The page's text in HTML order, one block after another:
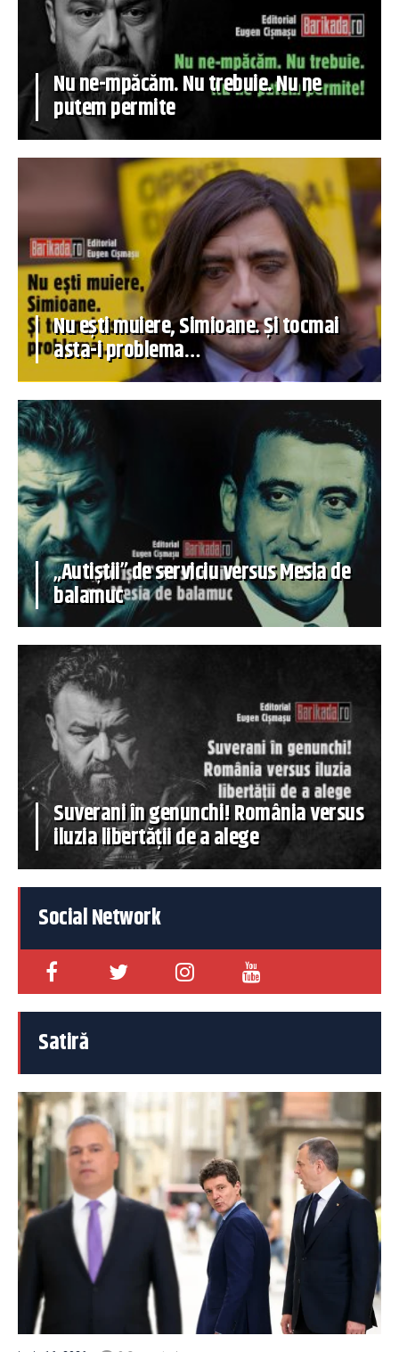
Nu ne-mpăcăm. Nu trebuie. Nu ne
putem permite
Nu ești muiere, Simioane. Și tocmai
asta-i problema…
„Autiștii” de serviciu versus Mesia de
balamuc
Suverani în genunchi! România versus
iluzia libertății de a alege
Social Network
Satiră